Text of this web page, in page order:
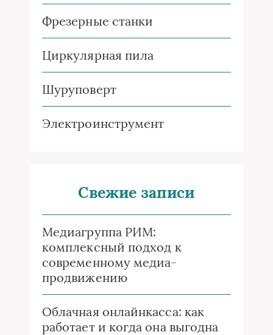
Фрезерные станки
Циркулярная пила
Шуруповерт
Электроинструмент
Свежие записи
Медиагруппа РИМ:
комплексный подход к
современному медиа-
продвижению
Облачная онлайнкасса: как
работает и когда она выгодна